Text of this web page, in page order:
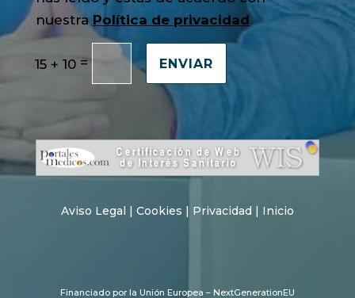
nuestraPolítica de privacidad
15 + 10 = ENVIAR
Aviso Legal | Cookies | Privacidad | Inicio
Financiado por la Unión Europea – NextGenerationEU